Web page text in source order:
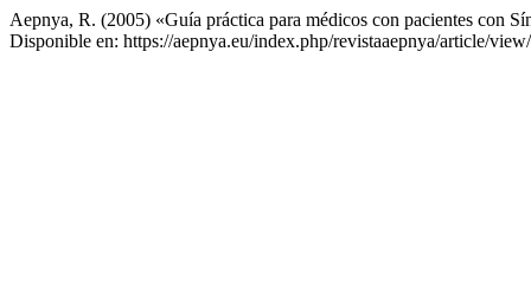
Aepnya, R. (2005) «Guía práctica para médicos con pacientes con
Disponible en: https://aepnya.eu/index.php/revistaaepnya/article/